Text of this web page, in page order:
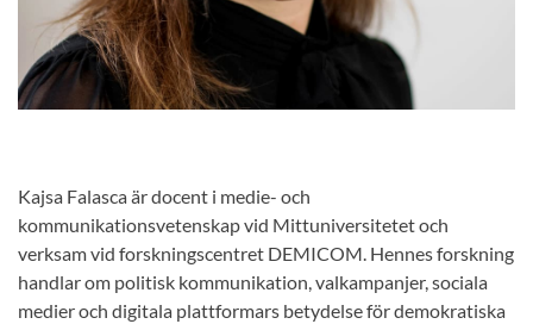
Kajsa Falasca är docent i medie- och
kommunikationsvetenskap vid Mittuniversitetet och
verksam vid forskningscentret DEMICOM. Hennes forskning
handlar om politisk kommunikation, valkampanjer, sociala
medier och digitala plattformars betydelse för demokratiska